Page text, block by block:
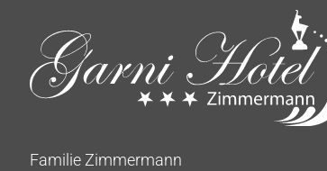
Familie Zimmermann